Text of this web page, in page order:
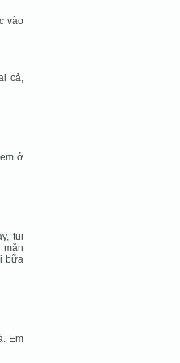
vào
cả,
ở
tui
mặn
bữa
Em